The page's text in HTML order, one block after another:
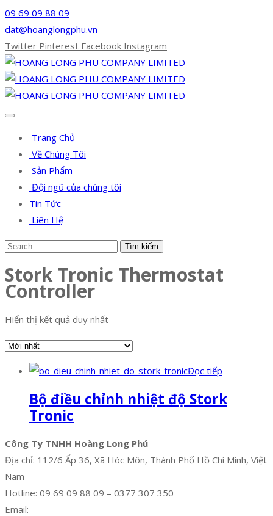
09 69 09 88 09
dat@hoanglongphu.vn
Twitter Pinterest Facebook Instagram
Trang Chủ
Về Chúng Tôi
Sản Phẩm
Đội ngũ của chúng tôi
Tin Tức
Liên Hệ
Stork Tronic Thermostat
Controller
Hiển thị kết quả duy nhất
Đọc tiếp
Bộ điều chỉnh nhiệt độ Stork
Tronic
Công Ty TNHH Hoàng Long Phú
Địa chỉ: 112/6 Ấp 36, Xã Hóc Môn, Thành Phố Hồ Chí Minh, Việt
Nam
Hotline: 09 69 09 88 09 – 0377 307 350
Email: